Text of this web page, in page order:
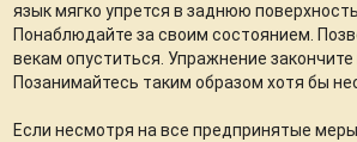
язык мягко упрется в заднюю
Понаблюдайте за своим состоянием.
векам опуститься. Упражнение закончите
Позанимайтесь таким образом хотя бы
Если несмотря на все предпринятые